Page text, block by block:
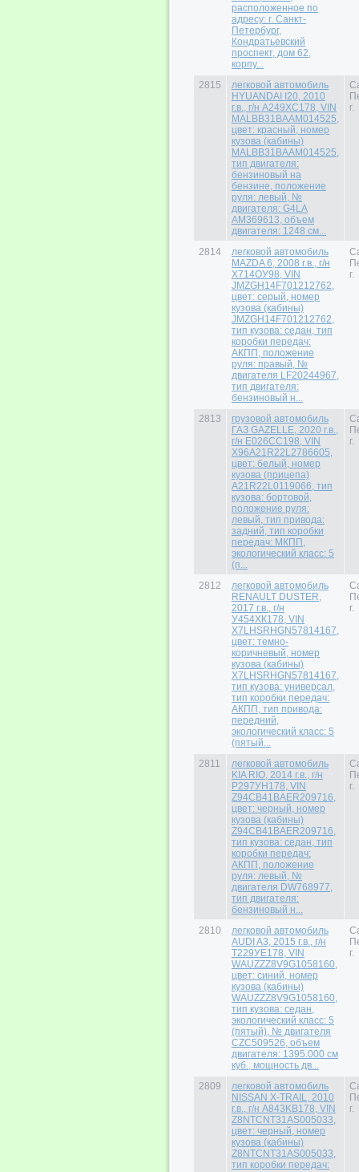
расположенное по
адресу: г. Санкт-
Петербург,
Кондратьевский
проспект, дом 62,
корпу...
2815
легковой автомобиль
HYUANDAI I20, 2010
г.в., г/н А249ХС178, VIN
MALBB31BAAM014525,
цвет: красный, номер
кузова (кабины)
MALBB31BAAM014525,
тип двигателя:
бензиновый на
бензине, положение
руля: левый, №
двигателя: G4LA
AM369613, объем
двигателя: 1248 см...
г.
2814
легковой автомобиль
MAZDA 6, 2008 г.в., г/н
Х714ОУ98, VIN
JMZGH14F701212762,
цвет: серый, номер
кузова (кабины)
JMZGH14F701212762,
тип кузова: седан, тип
коробки передач:
АКПП, положение
руля: правый, №
двигателя LF20244967,
тип двигателя:
бензиновый н...
г.
2813
грузовой автомобиль
ГАЗ GAZELLE, 2020 г.в.,
г/н Е026СС198, VIN
X96A21R22L2786605,
цвет: белый, номер
кузова (прицепа)
A21R22L0119066, тип
кузова: бортовой,
положение руля:
левый, тип привода:
задний, тип коробки
передач: МКПП,
экологический класс: 5
(п...
г.
2812
легковой автомобиль
RENAULT DUSTER,
2017 г.в., г/н
У454ХК178, VIN
X7LHSRHGN57814167,
цвет: темно-
коричневый, номер
кузова (кабины)
X7LHSRHGN57814167,
тип кузова: универсал,
тип коробки передач:
АКПП, тип привода:
передний,
экологический класс: 5
(пятый...
г.
2811
легковой автомобиль
KIA RIO, 2014 г.в., г/н
Р297УН178, VIN
Z94CB41BAER209716,
цвет: черный, номер
кузова (кабины)
Z94CB41BAER209716,
тип кузова: седан, тип
коробки передач:
АКПП, положение
руля: левый, №
двигателя DW768977,
тип двигателя:
бензиновый н...
г.
2810
легковой автомобиль
AUDI A3, 2015 г.в., г/н
Т229УЕ178, VIN
WAUZZZ8V9G1058160,
цвет: синий, номер
кузова (кабины)
WAUZZZ8V9G1058160,
тип кузова: седан,
экологический класс: 5
(пятый), № двигателя
CZC509526, объем
двигателя: 1395.000 см
куб., мощность дв...
г.
2809
легковой автомобиль
NISSAN X-TRAIL, 2010
г.в., г/н A843KB178, VIN
Z8NTCNT31AS005033,
цвет: черный, номер
кузова (кабины)
Z8NTCNT31AS005033,
тип коробки передач:
г.